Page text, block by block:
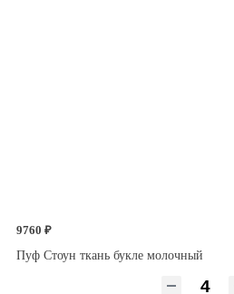
9760 ₽
Пуф Стоун ткань букле молочный